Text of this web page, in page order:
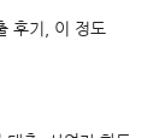
후기, 이 정도